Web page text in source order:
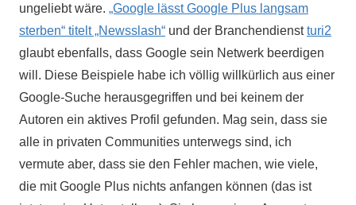
ungeliebt wäre. „Google lässt Google Plus langsam
sterben“ titelt „Newsslash“ und der Branchendienstturi2
glaubt ebenfalls, dass Google sein Netwerk beerdigen
will. Diese Beispiele habe ich völlig willkürlich aus einer
Google-Suche herausgegriffen und bei keinem der
Autoren ein aktives Profil gefunden. Mag sein, dass sie
alle in privaten Communities unterwegs sind, ich
vermute aber, dass sie den Fehler machen, wie viele,
die mit Google Plus nichts anfangen können (das ist